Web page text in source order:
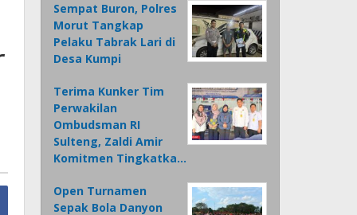
Sempat Buron, Polres
Morut Tangkap
Pelaku Tabrak Lari di
Desa Kumpi
Terima Kunker Tim
Perwakilan
Ombudsman RI
Sulteng, Zaldi Amir
Komitmen Tingkatka…
Open Turnamen
Sepak Bola Danyon